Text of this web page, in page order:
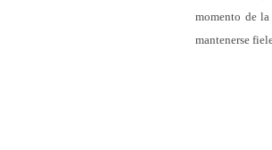
momento de
mantenerse